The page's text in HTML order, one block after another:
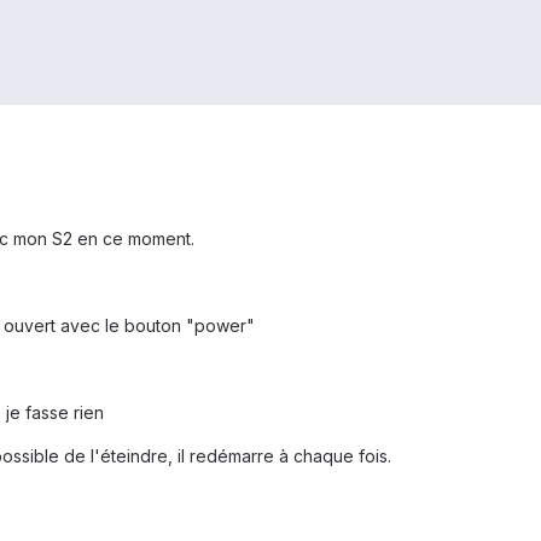
mon S2 en ce moment.
avec le bouton "power"
fasse rien
de l'éteindre, il redémarre à chaque fois.